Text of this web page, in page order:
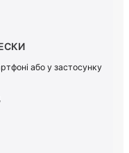
або у застосунку